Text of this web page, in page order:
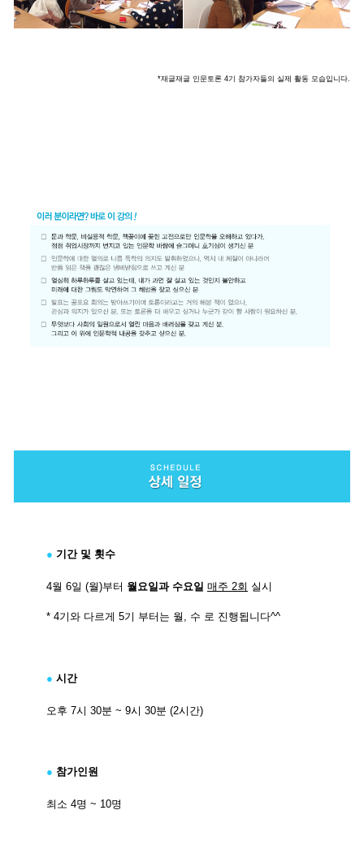
*재글재글 인문토론 4기 참가자들의 실제 활동 모습입니다.
● 기간 및 횟수
4월 6일 (월)부터 월요일과 수요일 매주 2회 실시
* 4기와 다르게 5기 부터는 월, 수 로 진행됩니다^^
● 시간
오후 7시 30분 ~ 9시 30분 (2시간)
● 참가인원
최소 4명 ~ 10명